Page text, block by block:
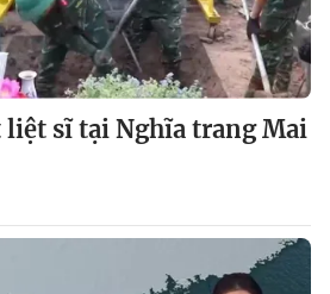
liệt sĩ tại Nghĩa trang Mai